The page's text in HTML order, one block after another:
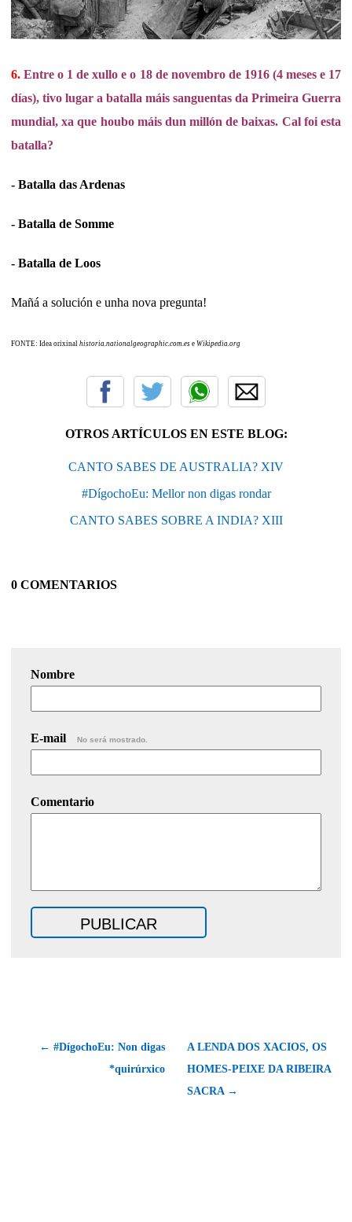
6.Entre o 1 de xullo e o 18 de novembro de 1916 (4 meses e 17
días), tivo lugar a batalla máis sanguentas da Primeira Guerra
mundial, xa que houbo máis dun millón de baixas. Cal foi esta
batalla?
- Batalla das Ardenas
- Batalla de Somme
- Batalla de Loos
Mañá a solución e unha nova pregunta!
FONTE: Idea orixinal historia.nationalgeographic.com.es e Wikipedia.org
OTROS ARTÍCULOS EN ESTE BLOG:
CANTO SABES DE AUSTRALIA? XIV
#DígochoEu: Mellor non digas rondar
CANTO SABES SOBRE A INDIA? XIII
0 COMENTARIOS
Nombre
E-mail No será mostrado.
Comentario
← #DígochoEu: Non digas
*quirúrxico
A LENDA DOS XACIOS, OS
HOMES-PEIXE DA RIBEIRA
SACRA →